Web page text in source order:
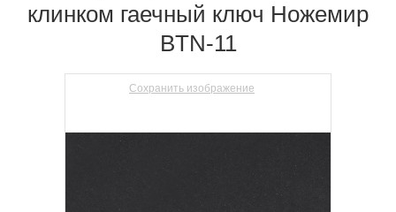
клинком гаечный ключ Ножемир
BTN-11
Сохранить изображение